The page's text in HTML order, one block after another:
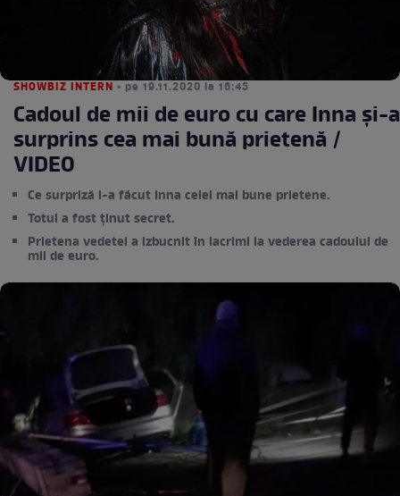
SHOWBIZ INTERN • pe 19.11.2020 la 16:45
Cadoul de mii de euro cu care Inna și-a
surprins cea mai bună prietenă /
VIDEO
Ce surpriză i-a făcut Inna celei mai bune prietene.
Totul a fost ținut secret.
Prietena vedetei a izbucnit în lacrimi la vederea cadoului de
mii de euro.